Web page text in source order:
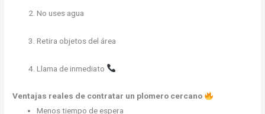
No uses agua
Retira objetos del área
Llama de inmediato
Ventajas reales de contratar un plomero cercano
Menos tiempo de espera